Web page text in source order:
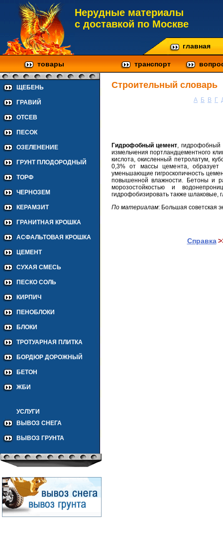
Нерудные материалы
с доставкой по Москве
главная
товары транспорт
ЩЕБЕНЬ
ГРАВИЙ
ОТСЕВ
ПЕСОК
ОЗЕЛЕНЕНИЕ
ГРУНТ ПЛОДОРОДНЫЙ
ТОРФ
ЧЕРНОЗЕМ
КЕРАМЗИТ
ГРАНИТНАЯ КРОШКА
АСФАЛЬТОВАЯ КРОШКА
ЦЕМЕНТ
СУХАЯ СМЕСЬ
ПЕСКО СОЛЬ
КИРПИЧ
ПЕНОБЛОКИ
БЛОКИ
ТРОТУАРНАЯ ПЛИТКА
БОРДЮР ДОРОЖНЫЙ
БЕТОН
ЖБИ
УСЛУГИ
ВЫВОЗ СНЕГА
ВЫВОЗ ГРУНТА
Строительный словарь
А Б В Г
Гидрофобный цемент, гидрофобный
измельчения портландцементного
кислота, окисленный петролатум,
0,3% от массы цемента, образует
уменьшающие гигроскопичность
повышенной влажности. Бетоны и
морозостойкостью и
гидрофобизировать также шлаковые,
По материалам: Большая советская
Справка